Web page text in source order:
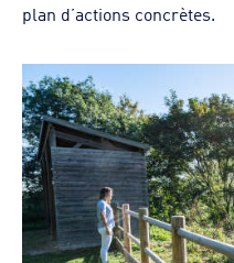
plan d’actions concrètes.